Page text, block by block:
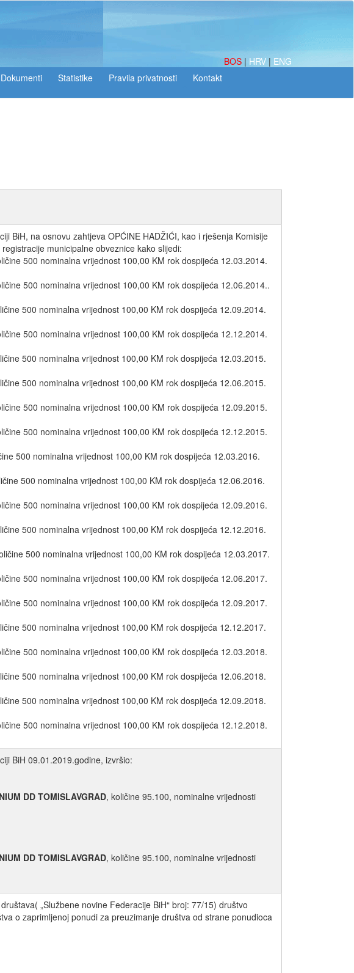
BOS | HRV | ENG
Dokumenti Statistike
BiH, na osnovu zahtjeva OPĆINE HADŽIĆI, kao i rješenja Komisije
municipalne obveznice kako slijedi:
500 nominalna vrijednost 100,00 KM rok dospijeća 12.03.2014.
500 nominalna vrijednost 100,00 KM rok dospijeća 12.06.2014..
500 nominalna vrijednost 100,00 KM rok dospijeća 12.09.2014.
500 nominalna vrijednost 100,00 KM rok dospijeća 12.12.2014.
500 nominalna vrijednost 100,00 KM rok dospijeća 12.03.2015.
500 nominalna vrijednost 100,00 KM rok dospijeća 12.06.2015.
500 nominalna vrijednost 100,00 KM rok dospijeća 12.09.2015.
500 nominalna vrijednost 100,00 KM rok dospijeća 12.12.2015.
500 nominalna vrijednost 100,00 KM rok dospijeća 12.03.2016.
500 nominalna vrijednost 100,00 KM rok dospijeća 12.06.2016.
500 nominalna vrijednost 100,00 KM rok dospijeća 12.09.2016.
500 nominalna vrijednost 100,00 KM rok dospijeća 12.12.2016.
500 nominalna vrijednost 100,00 KM rok dospijeća 12.03.2017.
500 nominalna vrijednost 100,00 KM rok dospijeća 12.06.2017.
500 nominalna vrijednost 100,00 KM rok dospijeća 12.09.2017.
500 nominalna vrijednost 100,00 KM rok dospijeća 12.12.2017.
500 nominalna vrijednost 100,00 KM rok dospijeća 12.03.2018.
500 nominalna vrijednost 100,00 KM rok dospijeća 12.06.2018.
500 nominalna vrijednost 100,00 KM rok dospijeća 12.09.2018.
500 nominalna vrijednost 100,00 KM rok dospijeća 12.12.2018.
BiH 09.01.2019.godine, izvršio:
DD TOMISLAVGRAD, količine 95.100, nominalne vrijednosti
DD TOMISLAVGRAD, količine 95.100, nominalne vrijednosti
„Službene novine Federacije BiH“ broj: 77/15) društvo
o zaprimljenoj ponudi za preuzimanje društva od strane ponudioca